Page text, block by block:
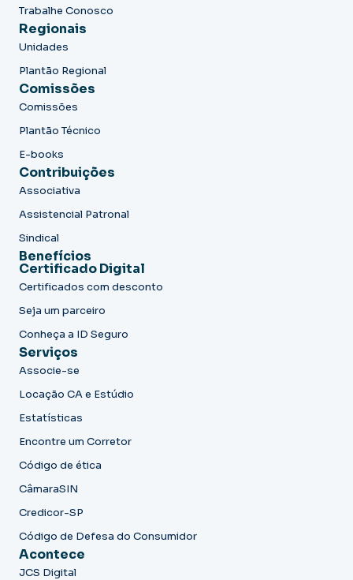
Trabalhe Conosco
Regionais
Unidades
Plantão Regional
Comissões
Comissões
Plantão Técnico
E-books
Contribuições
Associativa
Assistencial Patronal
Sindical
Benefícios
Certificado Digital
Certificados com desconto
Seja um parceiro
Conheça a ID Seguro
Serviços
Associe-se
Locação CA e Estúdio
Estatísticas
Encontre um Corretor
Código de ética
CâmaraSIN
Credicor-SP
Código de Defesa do Consumidor
Acontece
JCS Digital